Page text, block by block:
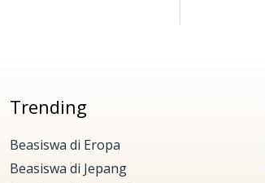
Trending
Beasiswa di Eropa
Beasiswa di Jepang